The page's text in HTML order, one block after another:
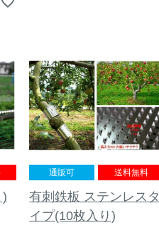
通販可 送料無料
有刺鉄板 ステンレスタ
イプ(10枚入り)